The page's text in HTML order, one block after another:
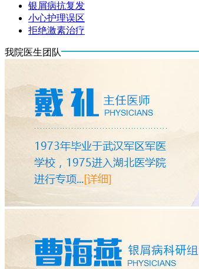
银屑病抗复发
小心护理误区
拒绝激素治疗
我院医生团队